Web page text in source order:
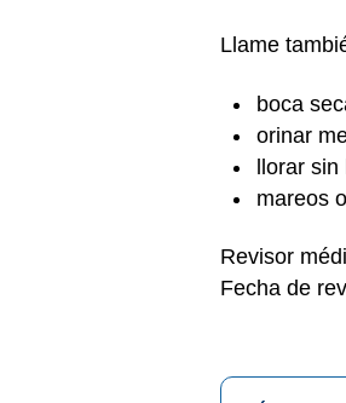
Llame
boca
orinar
llorar sin
mareos
Revisor
Fecha de